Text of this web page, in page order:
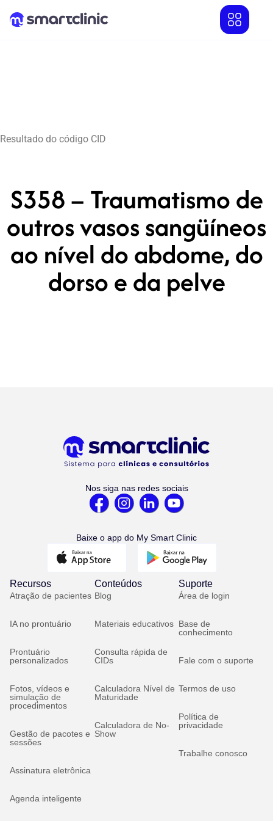
Resultado do código CID
S358 – Traumatismo de
outros vasos sangüíneos
ao nível do abdome, do
dorso e da pelve
Nos siga nas redes sociais
Baixe o app do My Smart Clinic
Recursos
Atração de pacientes
IA no prontuário
Prontuário
personalizados
Fotos, vídeos e
simulação de
procedimentos
Gestão de pacotes e
sessões
Assinatura eletrônica
Agenda inteligente
Conteúdos
Blog
Materiais educativos
Consulta rápida de
CIDs
Calculadora Nível de
Maturidade
Calculadora de No-
Show
Suporte
Área de login
Base de
conhecimento
Fale com o suporte
Termos de uso
Política de
privacidade
Trabalhe conosco